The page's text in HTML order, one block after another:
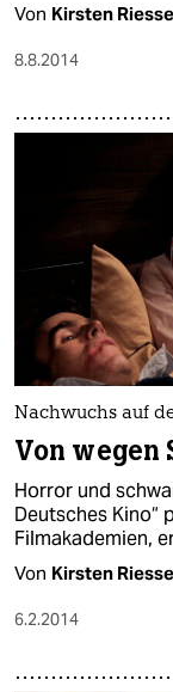
Von Kirsten
8.8.2014
Nachwuchs auf
Von wegen
Horror und
Deutsches Kino“
Filmakademien,
Von Kirsten
6.2.2014